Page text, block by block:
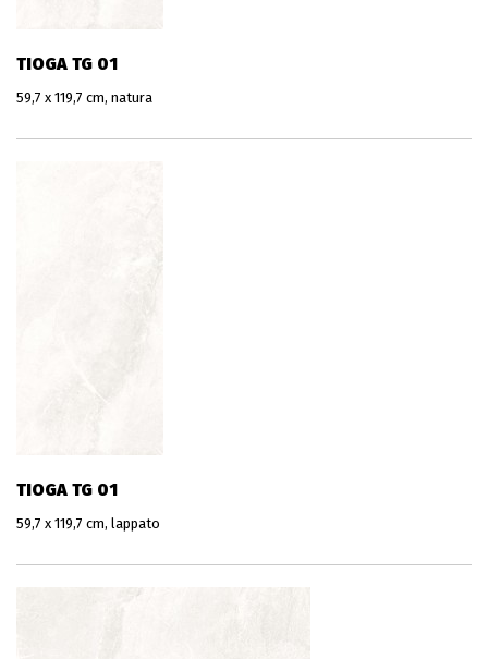
TIOGA TG 01
59,7 x 119,7 cm, natura
TIOGA TG 01
59,7 x 119,7 cm, lappato